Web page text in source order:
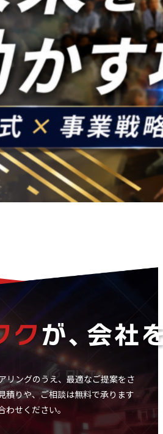
リングのうえ、最適なご提案をさ
積りや、ご相談は無料で承ります
せください。